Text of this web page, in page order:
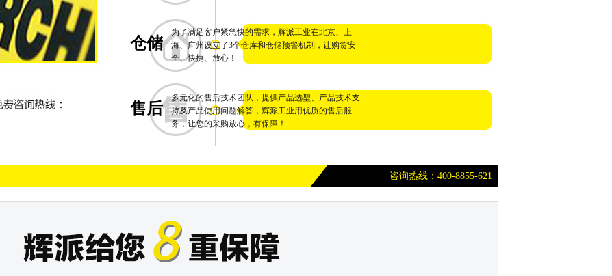
仓储
为了满足客户紧急快的需求，辉派工业在北京、上
海、广州设立了3个仓库和仓储预警机制，让购货安
全、快捷、放心！
售后
多元化的售后技术团队，提供产品选型、产品技术支
持及产品使用问题解答，辉派工业用优质的售后服
务，让您的采购放心，有保障！
咨询热线：400-8855-621